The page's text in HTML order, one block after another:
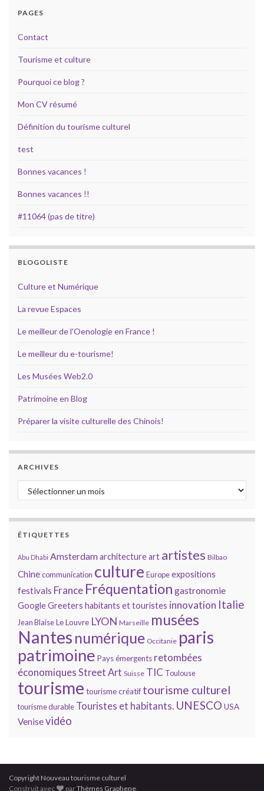
PAGES
Contact
Tourisme et culture
Pourquoi ce blog ?
Mon CV résumé
Définition du tourisme culturel
test
Bonnes vacances !
Bonnes vacances !!
#11064 (pas de titre)
BLOGOLISTE
Culture et Numérique
La revue Espaces
Le meilleur de l'Oenologie en France !
Le meilleur du e-tourisme!
Les Musées Web2.0
Patrimoine en Blog
Préparer la visite culturelle des Chinois!
ARCHIVES
Archives
ÉTIQUETTES
Abu Dhabi Amsterdamarchitectureart artistes Bilbao
Chinecommunication culture Europeexpositions
festivals France Fréquentation gastronomie
GoogleGreeters habitants et touristes innovation Italie
Jean BlaiseLe Louvre LYON Marseille musées
Nantes numérique Occitanie paris
patrimoine Pays émergents retombées
économiques Street Art Suisse TIC Toulouse
tourisme tourisme créatif tourisme culturel
tourisme durable Touristes et habitants. UNESCO USA
Venisevidéo
Copyright Nouveau tourisme culturel
Construit avec
parThèmes Graphene.